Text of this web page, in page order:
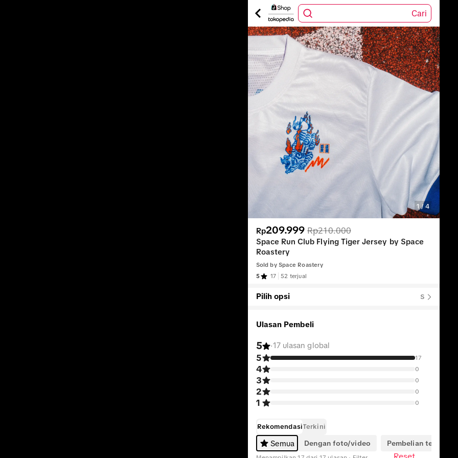
Cari
1 /4
Rp209.999 Rp210.000
Space Run Club Flying Tiger Jersey by Space
Roastery
Sold bySpace Roastery
5
17 52 terjual
Pilih opsi S
Ulasan Pembeli
5 ·17 ulasan global
5 17
4 0
3 0
2 0
1 0
RekomendasiTerkini
Semua
Dengan foto/video Pembelian